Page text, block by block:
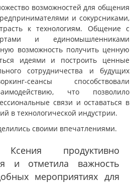
возможностей для общения
и сокурсниками,
к технологиям. Общение с
и единомышленниками
возможность получить ценную
идеями и построить ценные
сотрудничества и будущих
сеансы способствовали
что позволило
связи и оставаться в
в технологической индустрии.
своими впечатлениями.
Ксения продуктивно
и отметила важность
мероприятиях для